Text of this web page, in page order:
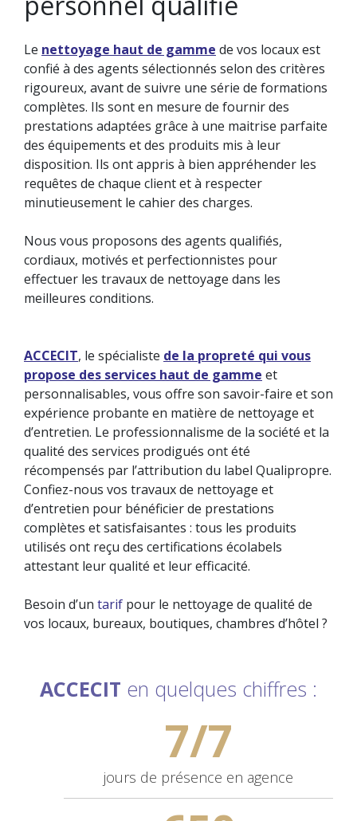
Le nettoyage haut de gamme de vos locaux est
confié à des agents sélectionnés selon des critères
rigoureux, avant de suivre une série de formations
complètes. Ils sont en mesure de fournir des
prestations adaptées grâce à une maitrise parfaite
des équipements et des produits mis à leur
disposition. Ils ont appris à bien appréhender les
requêtes de chaque client et à respecter
minutieusement le cahier des charges.
Nous vous proposons des agents qualifiés,
cordiaux, motivés et perfectionnistes pour
effectuer les travaux de nettoyage dans les
meilleures conditions.
ACCECIT, le spécialiste de la propreté qui vous
propose des services haut de gamme et
personnalisables, vous offre son savoir-faire et son
expérience probante en matière de nettoyage et
d’entretien. Le professionnalisme de la société et la
qualité des services prodigués ont été
récompensés par l’attribution du label Qualipropre.
Confiez-nous vos travaux de nettoyage et
d’entretien pour bénéficier de prestations
complètes et satisfaisantes : tous les produits
utilisés ont reçu des certifications écolabels
attestant leur qualité et leur efficacité.
Besoin d’un tarif pour le nettoyage de qualité de
vos locaux, bureaux, boutiques, chambres d’hôtel ?
ACCECIT en quelques chiffres :
7/7
jours de présence en agence